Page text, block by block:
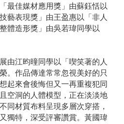
最佳媒材應用獎」由蘇鈺恬以
藝表現獎」由王盈惠以「非人
體造形獎」由吳若瑋同學以
由江昀曈同學以「喫笑著的人
。 作品傳達常常忽視美好的只
起來會後悔但又一再重複犯同
空洞的人體模型，正在淡淡地
同材質布料呈現多層次穿搭，
獨特，深受評審讚賞。黃國瑋